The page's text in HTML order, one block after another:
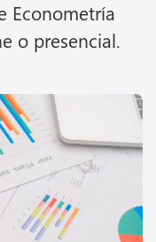
Econometría
o presencial.